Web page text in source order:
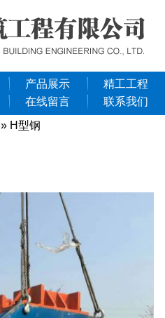
产品展示
精工工程
在线留言
联系我们
» H型钢